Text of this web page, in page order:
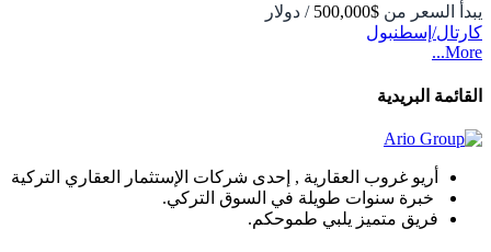
يبدأ السعر من $500,000
/ دولار
كارتال/إسطنبول
More...
القائمة البريدية
أريو غروب العقارية , إحدى شركات الإستثمار العقاري التركية
خبرة سنوات طويلة في السوق التركي.
فريق متميز يلبي طموحكم.